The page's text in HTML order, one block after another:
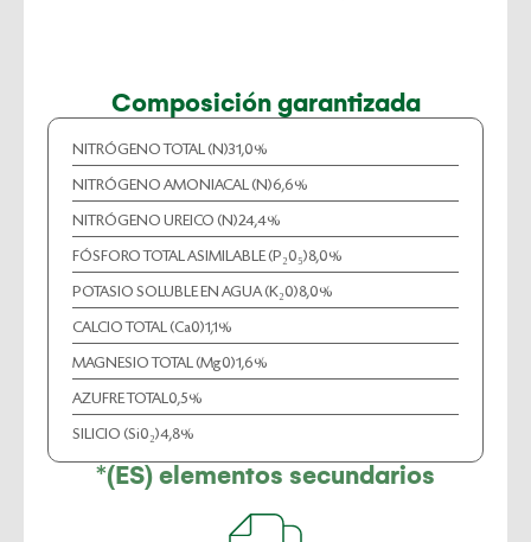
Composición garantizada
NITRÓGENO TOTAL (N)31,0%
NITRÓGENO AMONIACAL (N)6,6%
NITRÓGENO UREICO (N)24,4%
FÓSFORO TOTAL ASIMILABLE (P₂0₅)8,0%
POTASIO SOLUBLE EN AGUA (K₂0)8,0%
CALCIO TOTAL (Ca0)1,1%
MAGNESIO TOTAL (Mg0)1,6%
AZUFRE TOTAL0,5%
SILICIO (Si0₂)4,8%
*(ES) elementos secundarios